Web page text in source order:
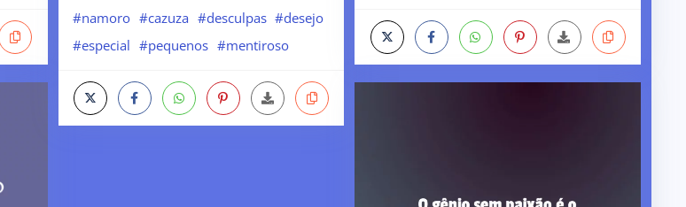
#namoro #cazuza #desculpas #desejo
#especial #pequenos #mentiroso